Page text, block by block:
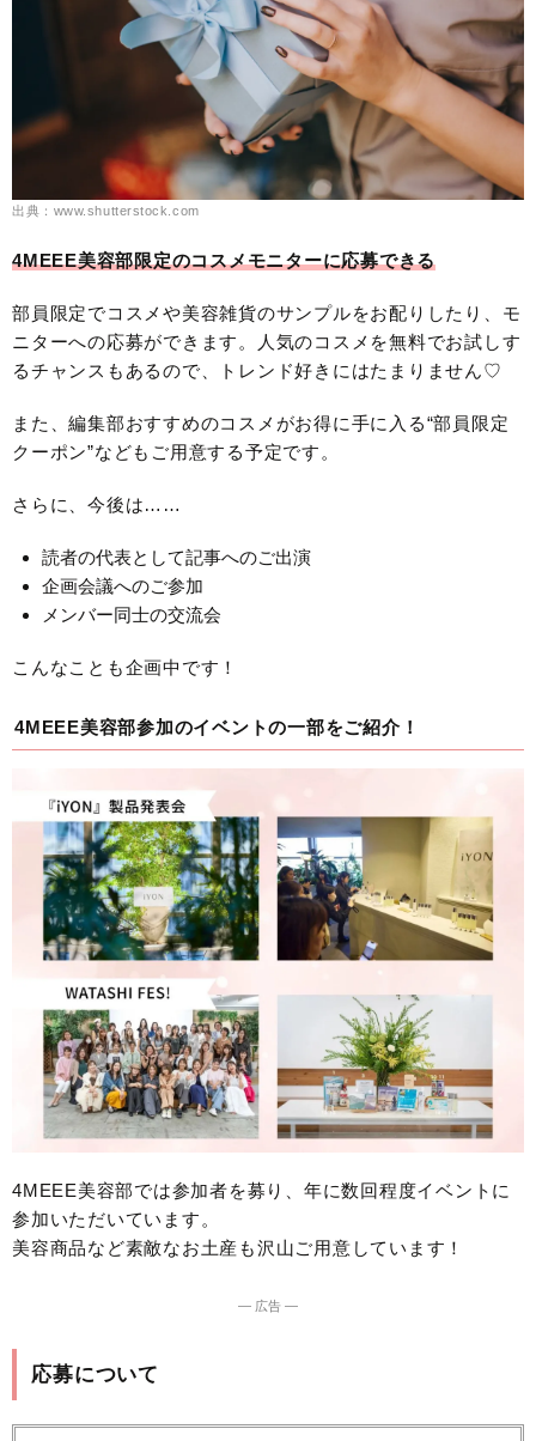
出典：www.shutterstock.com
4MEEE美容部限定のコスメモニターに応募できる
部員限定でコスメや美容雑貨のサンプルをお配りしたり、モ
ニターへの応募ができます。人気のコスメを無料でお試しす
るチャンスもあるので、トレンド好きにはたまりません♡
また、編集部おすすめのコスメがお得に手に入る“部員限定
クーポン”などもご用意する予定です。
さらに、今後は……
読者の代表として記事へのご出演
企画会議へのご参加
メンバー同士の交流会
こんなことも企画中です！
4MEEE美容部参加のイベントの一部をご紹介！
4MEEE美容部では参加者を募り、年に数回程度イベントに
参加いただいています。
美容商品など素敵なお土産も沢山ご用意しています！
― 広告 ―
応募について